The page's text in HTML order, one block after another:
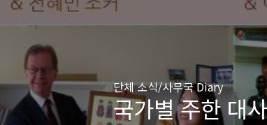
단체 소식/사무국 Diary
국가별 주한 대